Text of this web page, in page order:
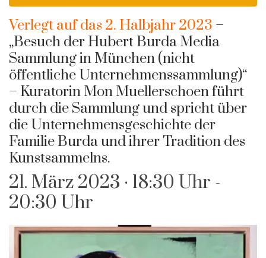
Verlegt auf das 2. Halbjahr 2023 –
„Besuch der Hubert Burda Media
Sammlung in München (nicht
öffentliche Unternehmenssammlung)“
– Kuratorin Mon Muellerschoen führt
durch die Sammlung und spricht über
die Unternehmensgeschichte der
Familie Burda und ihrer Tradition des
Kunstsammelns.
21. März 2023 · 18:30 Uhr -
20:30 Uhr